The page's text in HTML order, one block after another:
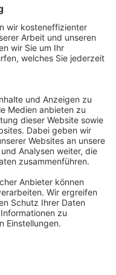
gemacht werden
Senatsverwaltung für
DE 114236103
Körperschaft befreit
9 KStg. unter der